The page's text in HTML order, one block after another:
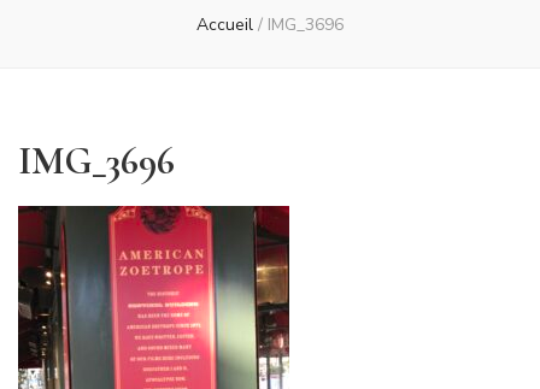
Accueil / IMG_3696
IMG_3696